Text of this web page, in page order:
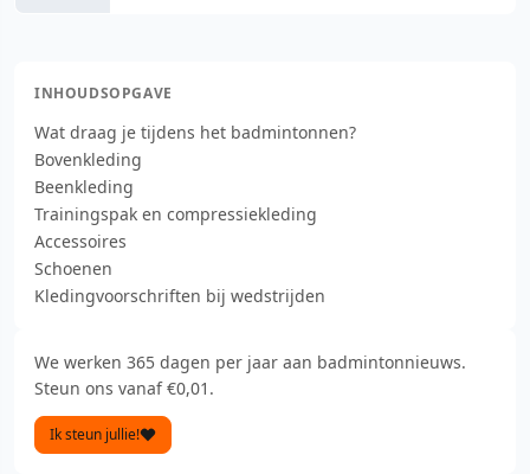
INHOUDSOPGAVE
Wat draag je tijdens het badmintonnen?
Bovenkleding
Beenkleding
Trainingspak en compressiekleding
Accessoires
Schoenen
Kledingvoorschriften bij wedstrijden
We werken 365 dagen per jaar aan badmintonnieuws.
Steun ons vanaf €0,01.
Ik steun jullie!